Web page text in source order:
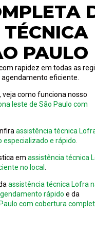
PAULO
rapidez em todas as
eficiente.
veja como funciona nosso
leste de São Paulo com
assistência técnica
especializado e rápido.
emassistência técnica
no local.
assistência técnica Lofra
rápido e da
com cobertura